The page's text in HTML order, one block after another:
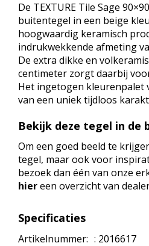
De TEXTURE Tile Sage
buitentegel in een beige
hoogwaardig keramisch
indrukwekkende afmeting
De extra dikke en
centimeter zorgt daarbij
Het ingetogen kleurenpalet
van een uniek tijdloos
Bekijk deze tegel in de
Om een goed beeld te
tegel, maar ook voor
bezoek dan één van onze
hiereen overzicht van
Specificaties
Artikelnummer: : 2016617